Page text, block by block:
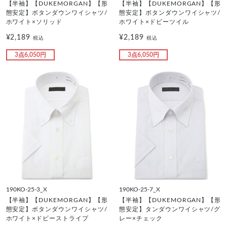
【半袖】【DUKEMORGAN】【形
態安定】ボタンダウンワイシャツ/
ホワイト×ソリッド
¥2,189税込
3点6,050円
【半袖】【DUKEMORGAN】【形
態安定】ボタンダウンワイシャツ/
ホワイト×ドビーツイル
¥2,189 税込
3点6,050円
190KO-25-3_X
【半袖】【DUKEMORGAN】【形
態安定】ボタンダウンワイシャツ/
ホワイト×ドビーストライプ
190KO-25-7_X
【半袖】【DUKEMORGAN】【形
態安定】タンダウンワイシャツ/グ
レー×チェック